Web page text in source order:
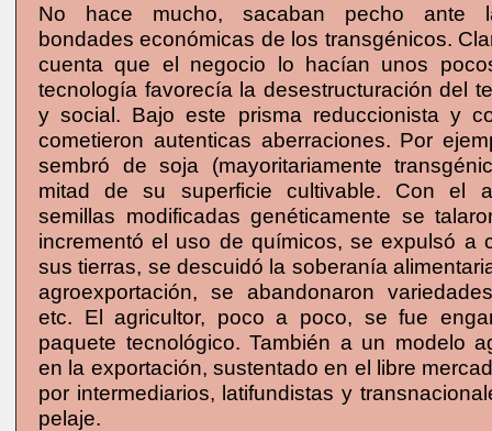
No hace mucho, sacaban pecho ante
bondades económicas de los transgénicos.
cuenta que el negocio lo hacían unos
tecnología favorecía la desestructuración del
y social. Bajo este prisma reduccionista y
cometieron autenticas aberraciones. Por
sembró de soja (mayoritariamente
mitad de su superficie cultivable. Con el
semillas modificadas genéticamente se
incrementó el uso de químicos, se expulsó a
sus tierras, se descuidó la soberanía
agroexportación, se abandonaron
etc. El agricultor, poco a poco, se fue
paquete tecnológico. También a un modelo
en la exportación, sustentado en el libre
por intermediarios, latifundistas y
pelaje.